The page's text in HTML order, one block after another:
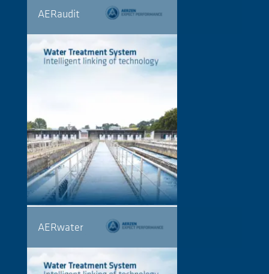
AERaudit
AERwater